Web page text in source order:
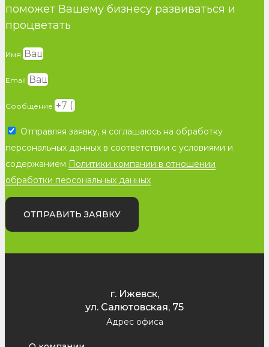
поможет Вашему бизнесу развиваться и
процветать
Имя
Email
Сообщение
Отправляя заявку, я соглашаюсь на обработку
персональных данных в соответствии с условиями и
содержанием Политики компании в отношении
обработки персональных данных
ОТПРАВИТЬ ЗАЯВКУ
г. Ижевск,
ул. Салютовская, 75
Адрес офиса